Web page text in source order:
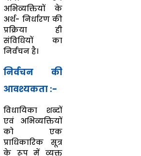
अभिव्यक्तियों के
अर्थ- निर्धारण की
प्रक्रिया ही
संविधियों का
निर्वचन है।
निर्वचन की
आवश्यकता :-
विधायिका शब्दों
एवं अभिव्यक्तियों
को एक
प्राधिकारिक सूत्र
के रूप में व्यक्त